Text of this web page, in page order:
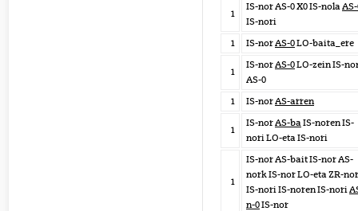
1
IS-nor AS-0 X0 IS-nola
IS-nori
1
IS-norAS-0LO-baita_ere
1
IS-norAS-0LO-zein IS-
AS-0
1
IS-norAS-arren
1
IS-norAS-baIS-noren IS-
nori LO-eta IS-nori
1
IS-nor AS-bait IS-nor AS-
nork IS-nor LO-eta ZR-
IS-nori IS-noren IS-nori
n-0IS-nor